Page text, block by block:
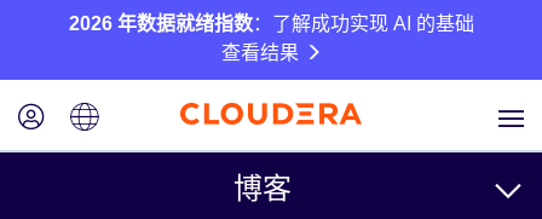
2026 年数据就绪指数：了解成功实现 AI 的基础
查看结果
博客